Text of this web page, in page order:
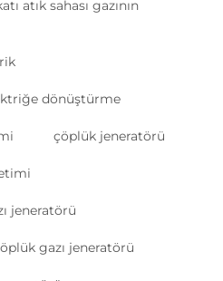
atık sahası gazının
dönüştürme
çöplük jeneratörü
jeneratörü
gazı jeneratörü